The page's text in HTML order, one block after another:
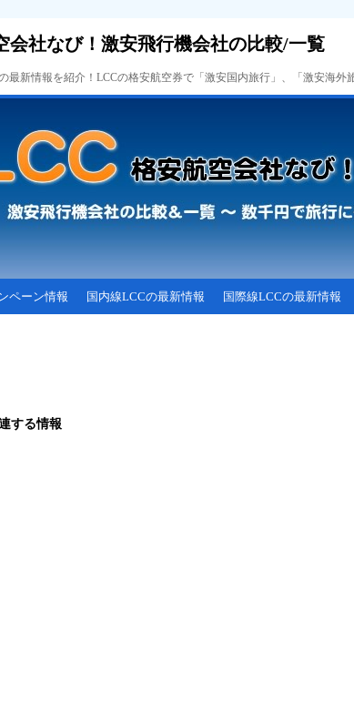
会社なび！激安飛行機会社の比較/一覧
最新情報を紹介！LCCの格安航空券で「激安国内旅行」、「激安海外
ペーン情報 国内線LCCの最新情報 国際線LCCの最新情報
する情報